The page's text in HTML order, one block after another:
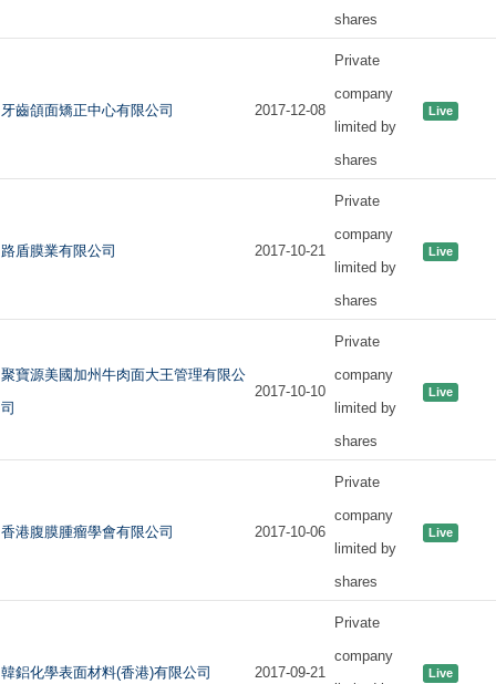
shares
牙齒頜面矯正中心有限公司 2017-12-08
Private
company
limited by
shares
Live
路盾膜業有限公司 2017-10-21
Private
company
limited by
shares
Live
聚寶源美國加州牛肉面大王管理有限公
司
2017-10-10
Private
company
limited by
shares
Live
香港腹膜腫瘤學會有限公司 2017-10-06
Private
company
limited by
shares
Live
韓鋁化學表面材料(香港)有限公司 2017-09-21
Private
company
Live